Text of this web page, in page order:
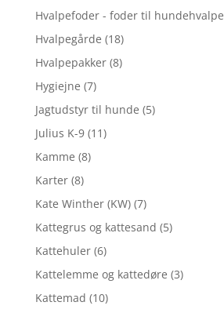
Hvalpefoder - foder til hundehvalpe
Hvalpegårde (18)
Hvalpepakker (8)
Hygiejne (7)
Jagtudstyr til hunde (5)
Julius K-9 (11)
Kamme (8)
Karter (8)
Kate Winther (KW) (7)
Kattegrus og kattesand (5)
Kattehuler (6)
Kattelemme og kattedøre (3)
Kattemad (10)